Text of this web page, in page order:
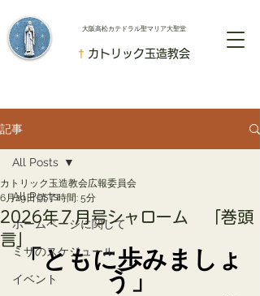
† カトリック玉造教会
​大阪高松カテドラル聖マリア大聖堂
記事
All Posts
ホームページに関して
ミサのスケジュール
イベント
All Posts
2026年７月号シャローム 「巻頭
言」
カトリック玉造教会広報委員会
6月29日読了時間: 5分
「ともに歩みましょ
う」